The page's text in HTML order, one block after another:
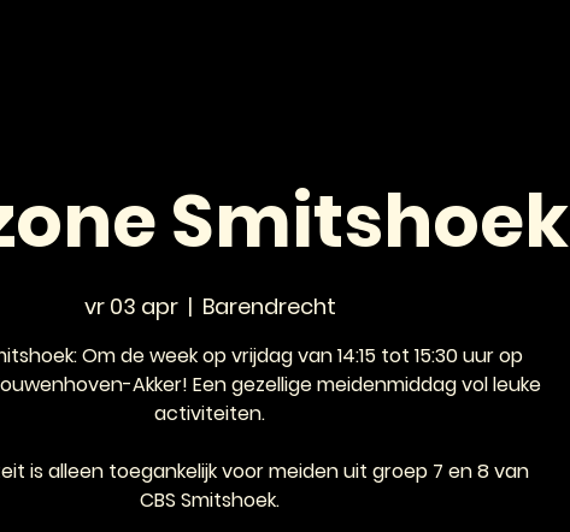
Smitshoek
vr 03 apr
  |
Barendrecht
Om de week op vrijdag van 14:15 tot 15:30 uur op
Akker! Een gezellige meidenmiddag vol leuke
activiteiten.
is alleen toegankelijk voor meiden uit groep 7 en 8 van
CBS Smitshoek.